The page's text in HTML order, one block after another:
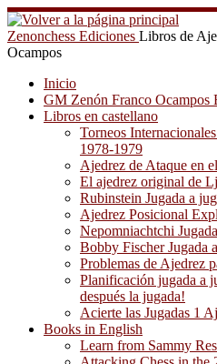
Saltar
al
contenido
Zenonchess Ediciones Libros de
Ocampos
Inicio
GM Zenón Franco Ocampos
Libros en castellano
Torneos
1978-1979
Ajedrez de Ataque en
El ajedrez original de
Rubinstein Jugada a
Ajedrez Posicional
Nepomniachtchi
Bobby Fischer Jugada
Problemas de Ajedrez
Planificación jugada a
después la jugada!
Acierte las Jugadas 1
Books in English
Learn from Sammy